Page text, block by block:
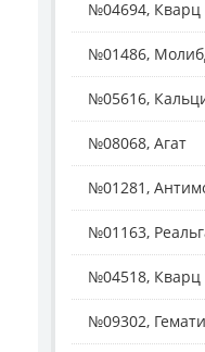
№04694, Кварц
№01486,
№05616,
№08068, Агат
№01281,
№01163,
№04518, Кварц
№09302,